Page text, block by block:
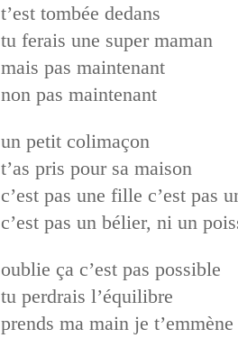
t’est tombée dedans
tu ferais une super maman
mais pas maintenant
non pas maintenant
un petit colimaçon
t’as pris pour sa maison
c’est pas une fille c’est pas
c’est pas un bélier, ni un
oublie ça c’est pas possible
tu perdrais l’équilibre
prends ma main je